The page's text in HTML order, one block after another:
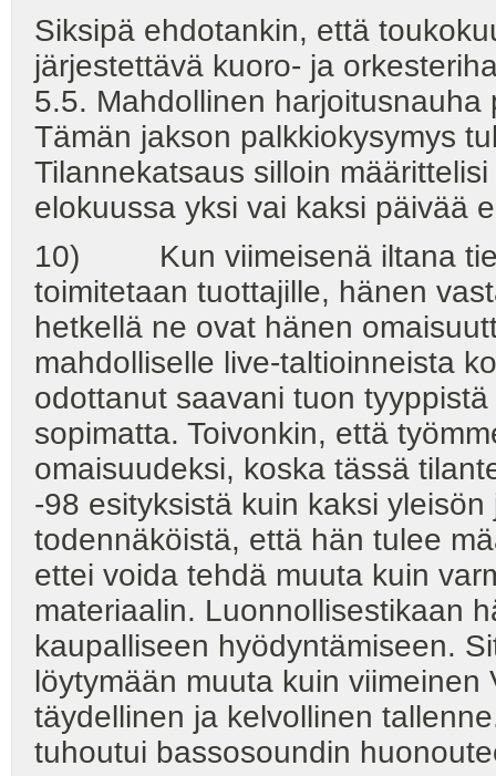
Siksipä ehdotankin, että
järjestettävä kuoro- ja
5.5. Mahdollinen
Tämän jakson palkkiokysymys
Tilannekatsaus silloin
elokuussa yksi vai kaksi päivää
10) Kun viimeisenä iltana
toimitetaan tuottajille, hänen
hetkellä ne ovat hänen
mahdolliselle live-taltioinneista
odottanut saavani tuon
sopimatta. Toivonkin, että
omaisuudeksi, koska tässä
-98 esityksistä kuin kaksi
todennäköistä, että hän tulee
ettei voida tehdä muuta kuin
materiaalin. Luonnollisestikaan
kaupalliseen hyödyntämiseen.
löytymään muuta kuin
täydellinen ja kelvollinen
tuhoutui bassosoundin